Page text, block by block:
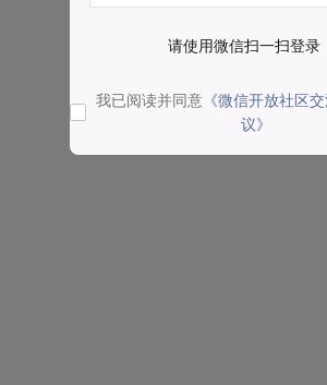
请使用微信扫一扫登录
我已阅读并同意 《微信开放社区
议》